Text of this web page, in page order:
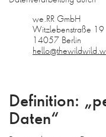
we.RR GmbH
Witzlebenstraße 19
14057 Berlin
Definition:
Daten“